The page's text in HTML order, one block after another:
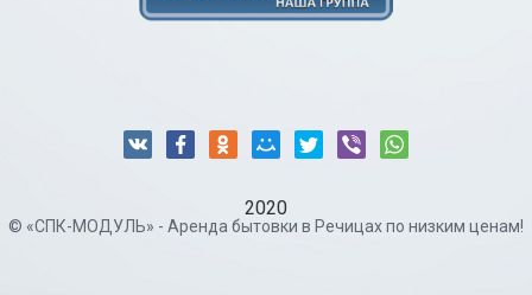
2020
© «СПК-МОДУЛЬ» - Аренда бытовки в Речицах по низким ценам!